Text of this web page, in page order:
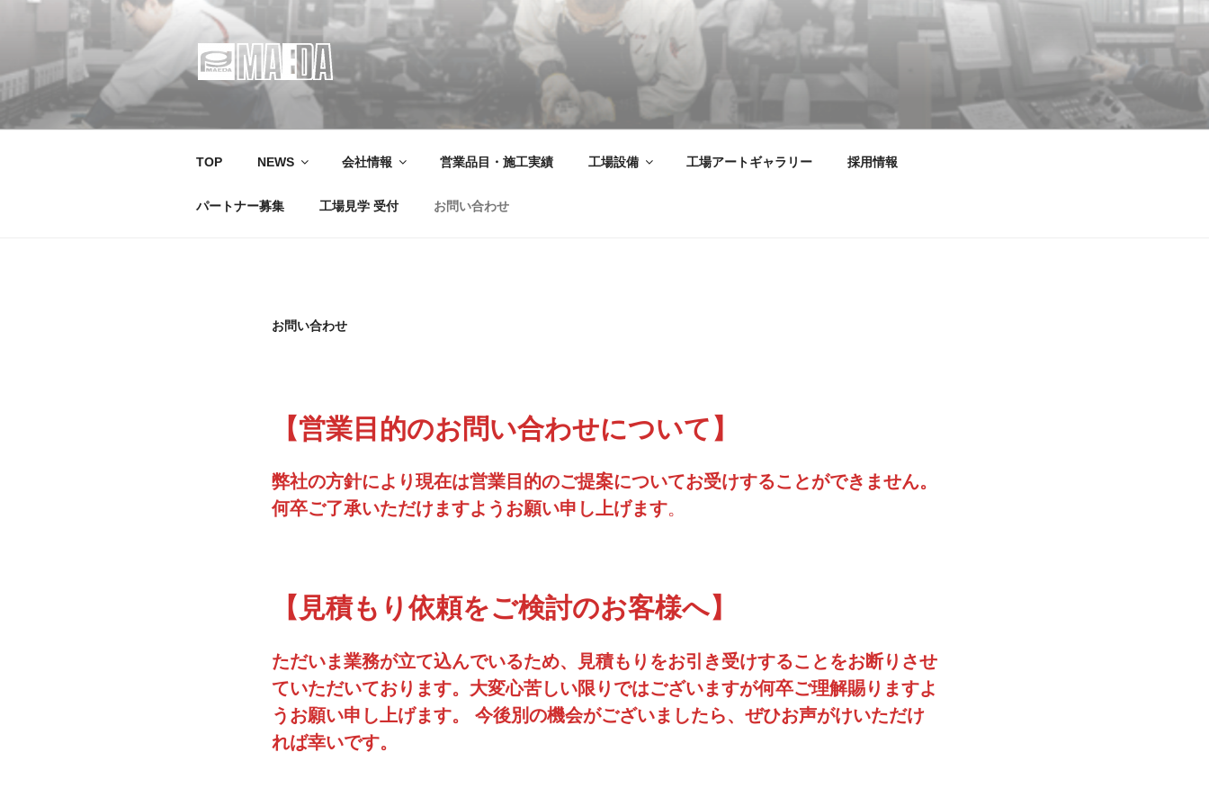
ン
ツ
MAEDA
株式会社マエダ 鋼製建具・装飾金物製品・強化ガラス製品・装飾アクリル製品・サイン の 設計・デザイン・製作・施工
TOP NEWS 会社情報 営業品目・施工実績 工場設備 工場アートギャラリー 採用情報
パートナー募集 工場見学 受付 お問い合わせ
お問い合わせ
【営業目的のお問い合わせについて 】
弊社の方針により現在は営業目的のご提案についてお受けすることができません。
何卒ご了承いただけますようお願い申し上げます。
【見積もり依頼をご検討のお客様へ】
ただいま業務が立て込んでいるため、見積もりをお引き受けすることをお断りさせ
ていただいております。大変心苦しい限りではございますが何卒ご理解賜りますよ
うお願い申し上げます。 今後別の機会がございましたら、ぜひお声がけいただけ
れば幸いです。